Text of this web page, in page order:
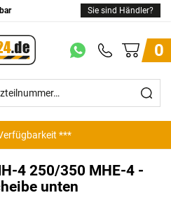
Sie sind Händler?
0
***
Preise ***
4 250/350 MHE-4 -
unten